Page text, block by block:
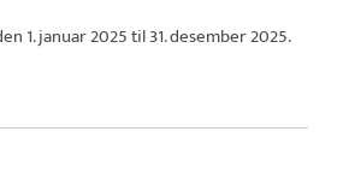
1. januar 2025 til 31. desember 2025.